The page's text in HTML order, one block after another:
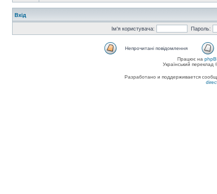
Вхід
Ім'я користувача: Пароль:
Непрочитані повідомлення
Працює на
Український
Разработано и поддерживается